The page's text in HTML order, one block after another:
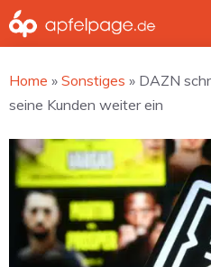
Zum
Inhalt
Home » Sonstiges » DAZN
seine Kunden weiter ein